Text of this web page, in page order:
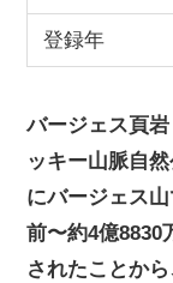
登録年
バージェス頁
ッキー山脈自
にバージェス
前〜約4億8830
されたことか